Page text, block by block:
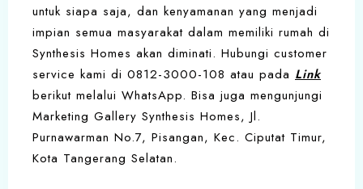
untuk siapa saja, dan kenyamanan yang menjadi
impian semua masyarakat dalam memiliki rumah di
Synthesis Homes akan diminati. Hubungi customer
service kami di 0812-3000-108 atau pada Link
berikut melalui WhatsApp. Bisa juga mengunjungi
Marketing Gallery Synthesis Homes, Jl.
Purnawarman No.7, Pisangan, Kec. Ciputat Timur,
Kota Tangerang Selatan.